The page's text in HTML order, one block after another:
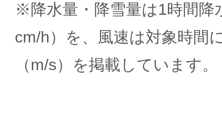
※降水量・降雪量は1時間降
cm/h）を、風速は対象時間
（m/s）を掲載しています。